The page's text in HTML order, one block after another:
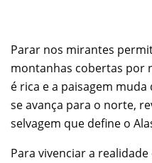
Parar nos mirantes
montanhas cobertas por
é rica e a paisagem
se avança para o norte,
selvagem que define o
Para vivenciar a